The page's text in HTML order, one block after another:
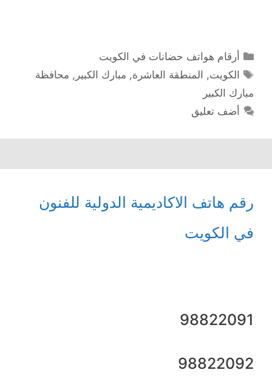
التصنيفات
أرقام هواتف حضانات في الكويت
الوسوم
الكويت, المنطقة العاشرة, مبارك الكبير , محافظة
مبارك الكبير
أضف تعليق
رقم هاتف الاكاديمية الدولية للفنون
في الكويت
98822091
98822092